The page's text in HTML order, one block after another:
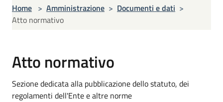
Home > Amministrazione > Documenti e dati >
Atto normativo
Atto normativo
Sezione dedicata alla pubblicazione dello statuto, dei
regolamenti dell'Ente e altre norme